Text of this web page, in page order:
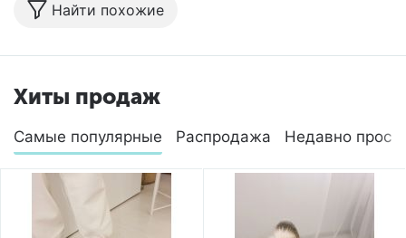
Найти похожие
Хиты продаж
Самые популярные Распродажа Недавно